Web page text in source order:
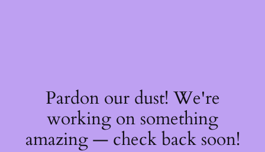
Pardon our dust! We're
working on something
amazing — check back soon!